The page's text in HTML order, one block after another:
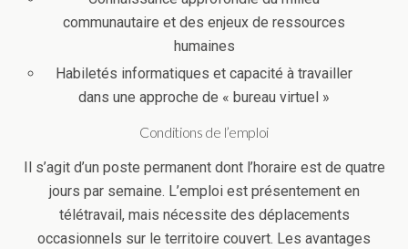
communautaire et des enjeux de ressources
humaines
Habiletés informatiques et capacité à travailler
dans une approche de « bureau virtuel »
Conditions de l’emploi
Il s’agit d’un poste permanent dont l’horaire est de quatre
jours par semaine. L’emploi est présentement en
télétravail, mais nécessite des déplacements
occasionnels sur le territoire couvert. Les avantages